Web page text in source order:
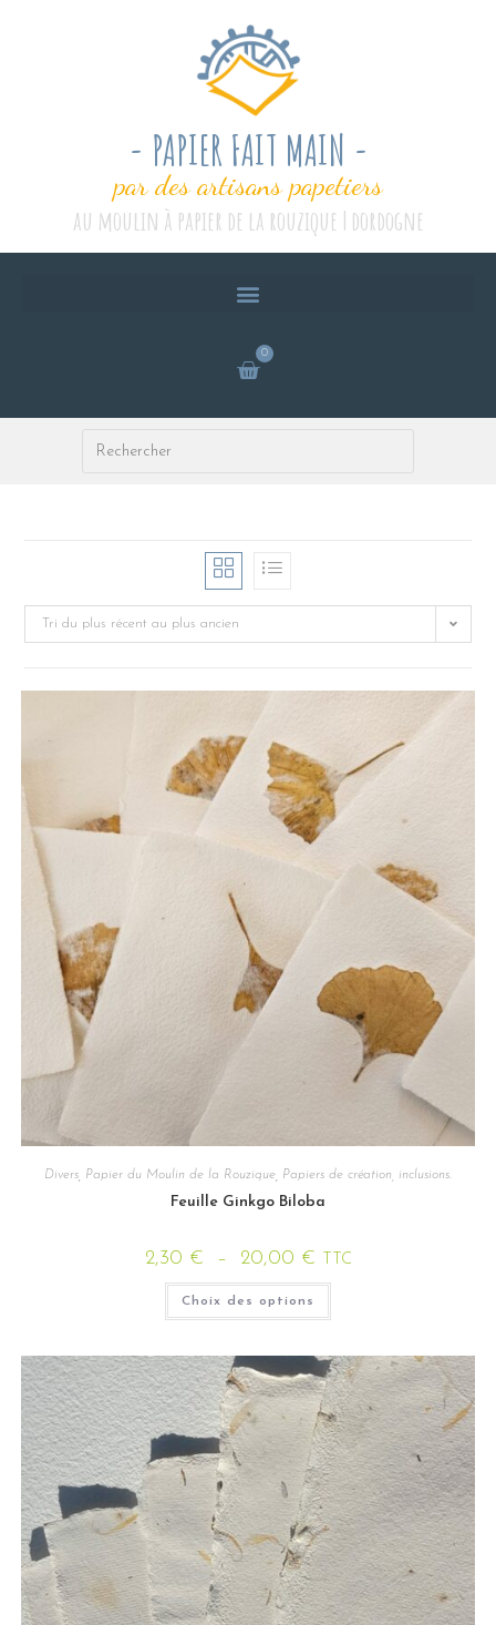
- PAPIER FAIT MAIN -
par des artisans papetiers
au moulin à papier de la rouzique | dordogne
0
Tri du plus récent au plus ancien
Divers Papier du Moulin de la Rouzique Papiers de création, inclusions.
Feuille Ginkgo Biloba
2,30 € – 20,00 € TTC
Choix des options